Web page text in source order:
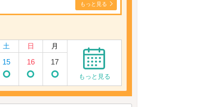
もっと見る
土 日 月
15 16 17
もっと見る